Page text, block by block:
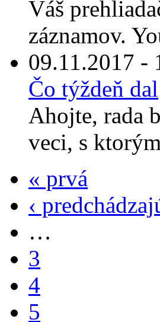
Váš
záznamov.
09.11.2017 -
Čo týždeň dal
Ahojte, rada
veci, s
« prvá
‹
…
3
4
5